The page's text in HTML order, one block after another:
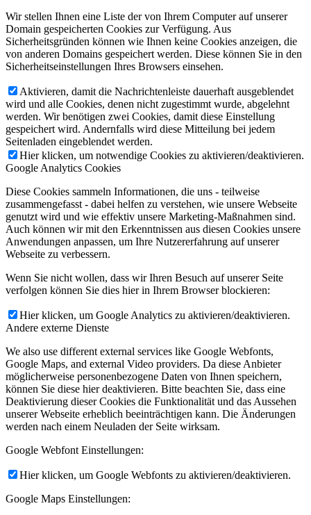
Wir stellen Ihnen eine Liste der von Ihrem Computer auf unserer
Domain gespeicherten Cookies zur Verfügung. Aus
Sicherheitsgründen können wie Ihnen keine Cookies anzeigen, die
von anderen Domains gespeichert werden. Diese können Sie in den
Sicherheitseinstellungen Ihres Browsers einsehen.
Aktivieren, damit die Nachrichtenleiste dauerhaft ausgeblendet
wird und alle Cookies, denen nicht zugestimmt wurde, abgelehnt
werden. Wir benötigen zwei Cookies, damit diese Einstellung
gespeichert wird. Andernfalls wird diese Mitteilung bei jedem
Seitenladen eingeblendet werden.
Hier klicken, um notwendige Cookies zu aktivieren/deaktivieren.
Google Analytics Cookies
Diese Cookies sammeln Informationen, die uns - teilweise
zusammengefasst - dabei helfen zu verstehen, wie unsere Webseite
genutzt wird und wie effektiv unsere Marketing-Maßnahmen sind.
Auch können wir mit den Erkenntnissen aus diesen Cookies unsere
Anwendungen anpassen, um Ihre Nutzererfahrung auf unserer
Webseite zu verbessern.
Wenn Sie nicht wollen, dass wir Ihren Besuch auf unserer Seite
verfolgen können Sie dies hier in Ihrem Browser blockieren:
Hier klicken, um Google Analytics zu aktivieren/deaktivieren.
Andere externe Dienste
We also use different external services like Google Webfonts,
Google Maps, and external Video providers. Da diese Anbieter
möglicherweise personenbezogene Daten von Ihnen speichern,
können Sie diese hier deaktivieren. Bitte beachten Sie, dass eine
Deaktivierung dieser Cookies die Funktionalität und das Aussehen
unserer Webseite erheblich beeinträchtigen kann. Die Änderungen
werden nach einem Neuladen der Seite wirksam.
Google Webfont Einstellungen:
Hier klicken, um Google Webfonts zu aktivieren/deaktivieren.
Google Maps Einstellungen: